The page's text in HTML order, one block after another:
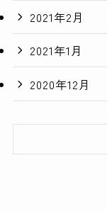
2021年2月
2021年1月
2020年12月